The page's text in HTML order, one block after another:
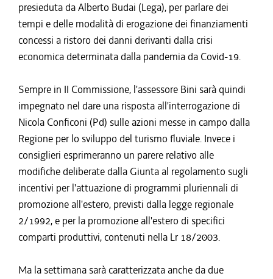
presieduta da Alberto Budai (Lega), per parlare dei
tempi e delle modalità di erogazione dei finanziamenti
concessi a ristoro dei danni derivanti dalla crisi
economica determinata dalla pandemia da Covid-19.
Sempre in II Commissione, l'assessore Bini sarà quindi
impegnato nel dare una risposta all'interrogazione di
Nicola Conficoni (Pd) sulle azioni messe in campo dalla
Regione per lo sviluppo del turismo fluviale. Invece i
consiglieri esprimeranno un parere relativo alle
modifiche deliberate dalla Giunta al regolamento sugli
incentivi per l'attuazione di programmi pluriennali di
promozione all'estero, previsti dalla legge regionale
2/1992, e per la promozione all'estero di specifici
comparti produttivi, contenuti nella Lr 18/2003.
Ma la settimana sarà caratterizzata anche da due